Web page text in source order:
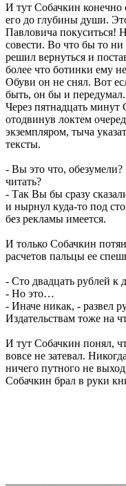
И тут Собачкин конечно
его до глубины души.
Павловича покуситься!
совести. Во что бы то ни
решил вернуться и
более что ботинки ему
Обуви он не снял. Вот
быть, он бы и передумал.
Через пятнадцать минут
отодвинув локтем
экземпляром, тыча
тексты.
- Вы это что,
читать?
- Так Вы бы сразу
и нырнул куда-то под
без рекламы имеется.
И только Собачкин
расчетов пальцы ее
- Сто двадцать рублей к
- Но это…
- Иначе никак, - развел
Издательствам тоже на
И тут Собачкин понял,
вовсе не затевал.
ничего путного не
Собачкин брал в руки